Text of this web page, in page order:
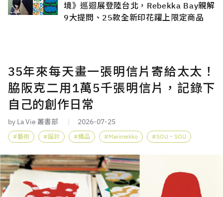
境》巡迴展登陸台北，Rebekka Bay親解
9大提問、25款全新印花躍上限定商品
35年來每天畫一張明信片寄給太太！
脇阪克二用1萬5千張明信片，記錄下
自己的創作日常
by La Vie 叢書部 2026-07-25
藝術 設計 織品 Marimekko SOU・SOU